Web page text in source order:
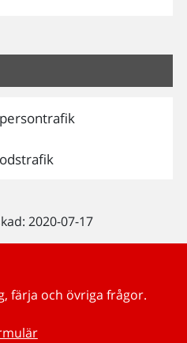
2020-07-17
färja och övriga frågor.